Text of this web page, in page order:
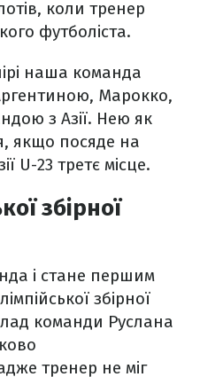
коли тренер
футболіста.
наша команда
Марокко,
з Азії. Нею як
якщо посяде на
U-23 третє місце.
збірної
і стане першим
збірної
команди Руслана
тренер не міг